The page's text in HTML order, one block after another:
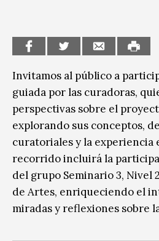
Medio Ambiente
Sin categoría
Invitamos al público a
guiada por las curadoras,
perspectivas sobre el
explorando sus conceptos,
curatoriales y la experiencia
recorrido incluirá la
del grupo Seminario 3, Nivel
de Artes, enriqueciendo el
miradas y reflexiones sobre